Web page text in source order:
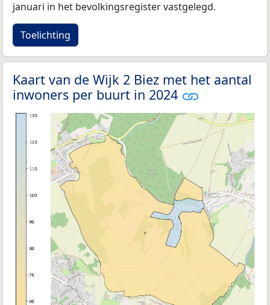
januari in het bevolkingsregister vastgelegd.
Toelichting
Kaart van de Wijk 2 Biez met het aantal
inwoners per buurt in 2024